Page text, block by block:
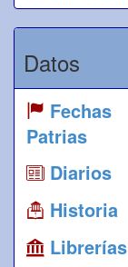
Datos
Fechas
Patrias
Diarios
Historia
Librerías